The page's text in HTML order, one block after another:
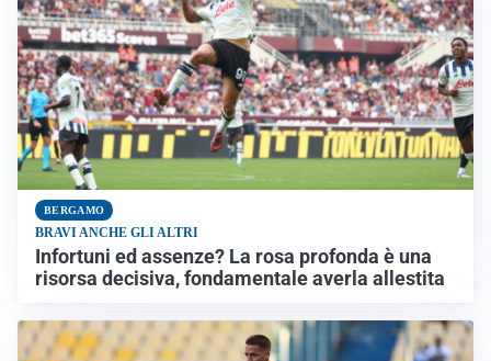
BERGAMO
BRAVI ANCHE GLI ALTRI
Infortuni ed assenze? La rosa profonda è una
risorsa decisiva, fondamentale averla allestita